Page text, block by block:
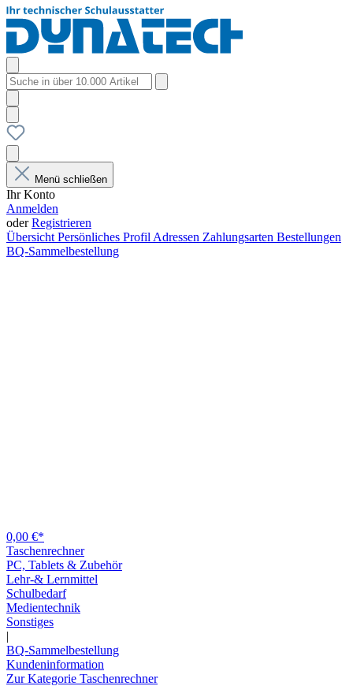
Menü schließen
Ihr Konto
Anmelden
oderRegistrieren
Übersicht Persönliches Profil Adressen Zahlungsarten Bestellungen
BQ-Sammelbestellung
0,00 €*
Taschenrechner
PC, Tablets & Zubehör
Lehr-& Lernmittel
Schulbedarf
Medientechnik
Sonstiges
|
BQ-Sammelbestellung
Kundeninformation
Zur Kategorie Taschenrechner